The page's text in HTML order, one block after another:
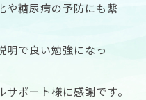
や糖尿病の予防にも繋
明で良い勉強になっ
サポート様に感謝です。